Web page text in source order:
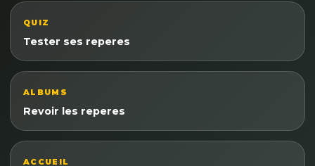
QUIZ
Tester ses reperes
ALBUMS
Revoir les reperes
ACCUEIL